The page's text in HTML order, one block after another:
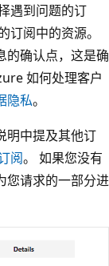
遇到问题的订
阅中的资源。
的确认点，这是确
如何处理客户
隐私。
明中提及其他订
阅。 如果您没有
您请求的一部分进